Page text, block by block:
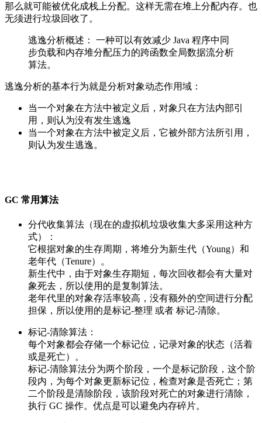
那么就可能被优化成栈上分配。这样无需在堆上分配内存。也
无须进行垃圾回收了。
逃逸分析概述： 一种可以有效减少 Java 程序中同
步负载和内存堆分配压力的跨函数全局数据流分析
算法。
逃逸分析的基本行为就是分析对象动态作用域：
当一个对象在方法中被定义后，对象只在方法内部引
用，则认为没有发生逃逸
当一个对象在方法中被定义后，它被外部方法所引用，
则认为发生逃逸。
GC 常用算法
分代收集算法（现在的虚拟机垃圾收集大多采用这种方
式）：
它根据对象的生存周期，将堆分为新生代（Young）和
老年代（Tenure）。
新生代中，由于对象生存期短，每次回收都会有大量对
象死去，所以使用的是复制算法。
老年代里的对象存活率较高，没有额外的空间进行分配
担保，所以使用的是标记-整理 或者 标记-清除。
标记-清除算法：
每个对象都会存储一个标记位，记录对象的状态（活着
或是死亡）。
标记-清除算法分为两个阶段，一个是标记阶段，这个阶
段内，为每个对象更新标记位，检查对象是否死亡；第
二个阶段是清除阶段，该阶段对死亡的对象进行清除，
执行 GC 操作。优点是可以避免内存碎片。